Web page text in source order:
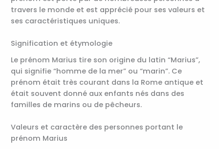
travers le monde et est apprécié pour ses valeurs et
ses caractéristiques uniques.
Signification et étymologie
Le prénom Marius tire son origine du latin “Marius”,
qui signifie “homme de la mer” ou “marin”. Ce
prénom était très courant dans la Rome antique et
était souvent donné aux enfants nés dans des
familles de marins ou de pêcheurs.
Valeurs et caractère des personnes portant le
prénom Marius